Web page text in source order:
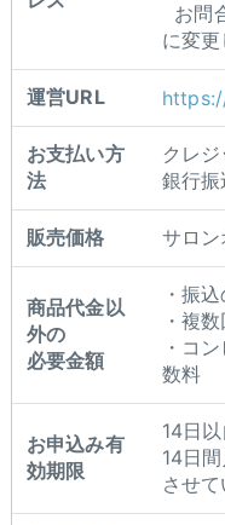
お問
に変更
運営URL
お支払い方
法
クレ
銀行
販売価格 サロン
商品代金以
外の
必要金額
・振
・複
・コ
数料
お申込み有
効期限
14日
14日
させて